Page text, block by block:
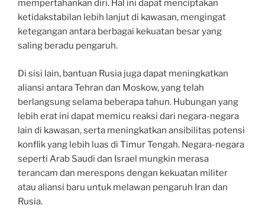
mempertahankan diri. Hal ini dapat menciptakan
ketidakstabilan lebih lanjut di kawasan, mengingat
ketegangan antara berbagai kekuatan besar yang
saling beradu pengaruh.
Di sisi lain, bantuan Rusia juga dapat meningkatkan
aliansi antara Tehran dan Moskow, yang telah
berlangsung selama beberapa tahun. Hubungan yang
lebih erat ini dapat memicu reaksi dari negara-negara
lain di kawasan, serta meningkatkan ansibilitas potensi
konflik yang lebih luas di Timur Tengah. Negara-negara
seperti Arab Saudi dan Israel mungkin merasa
terancam dan merespons dengan kekuatan militer
atau aliansi baru untuk melawan pengaruh Iran dan
Rusia.